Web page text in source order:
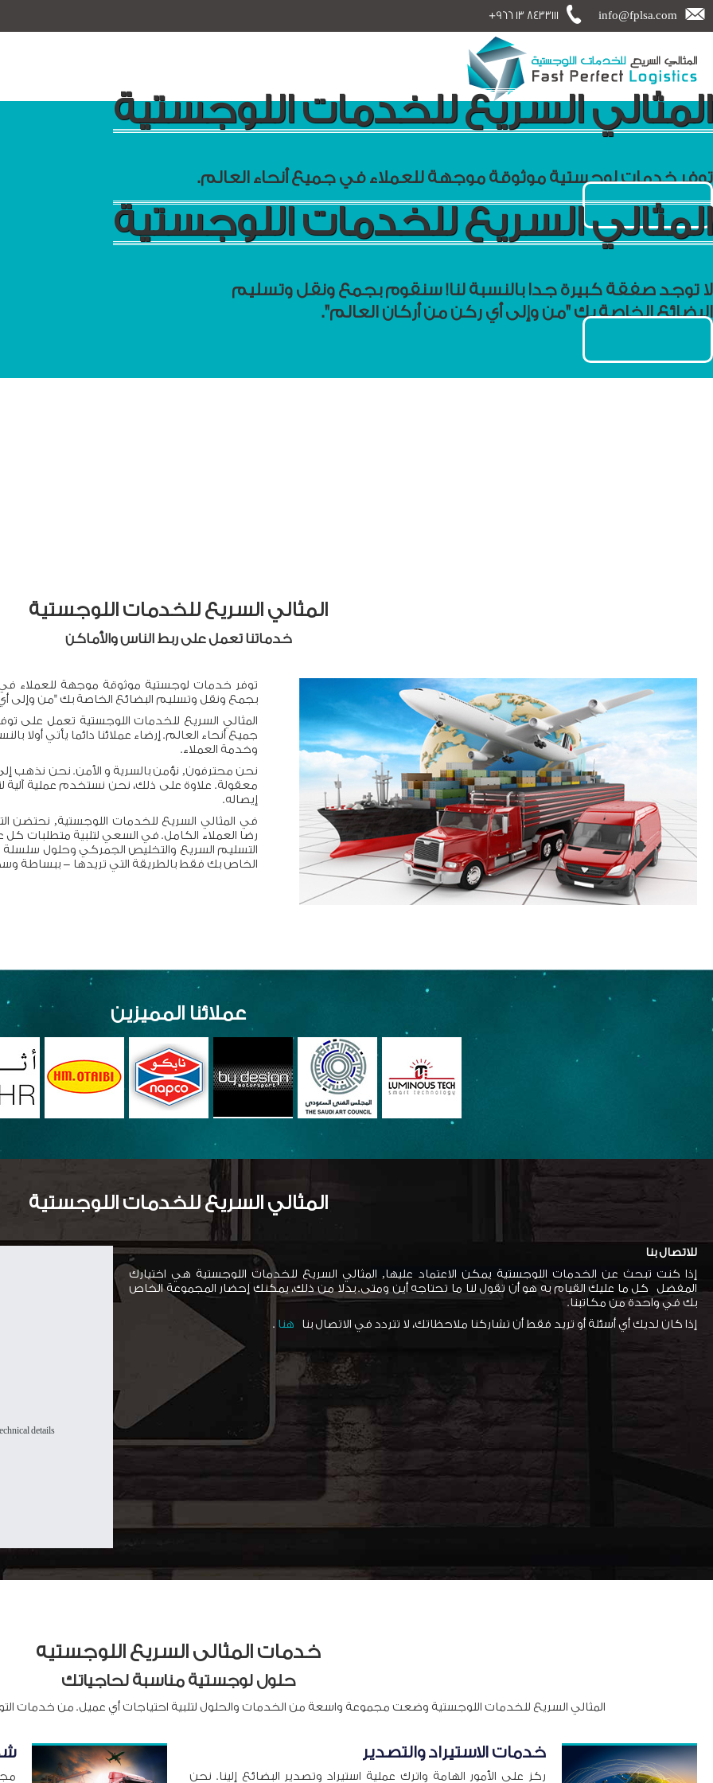
info@fplsa.com
+966 13 8433111
المثالي السريع للخدمات اللوجستية
توفر خدمات لوجستية موثوقة موجهة للعملاء في جميع أنحاء العالم.
ابدأ الآن
المثالي السريع للخدمات اللوجستية
لا توجد صفقة كبيرة جدا بالنسبة لنا! سنقوم بجمع ونقل وتسليم
البضائع الخاصة بك "من وإلى أي ركن من أركان العالم".
المثالي السريع للخدمات اللوجستية
خدماتنا تعمل على ربط الناس والأماكن
توفر خدمات لوجستية موثوقة موجهة للعملاء
بجمع ونقل وتسليم البضائع الخاصة بك "من وإلى
المثالي السريع للخدمات اللوجستية تعمل على
جميع أنحاء العالم. إرضاء عملائنا دائما يأتي أولا
وخدمة العملاء.
نحن محترفون, نؤمن بالسرية و الأمن. نحن نذهب
معقولة. علاوة على ذلك، نحن نستخدم عملية
إيصاله.
في المثالي السريع للخدمات اللوجستية, نحتضن
رضا العملاء الكامل. في السعي لتلبية متطلبات
التسليم السريع والتخليص الجمركي وحلول سلسلة
الخاص بك فقط بالطريقة التي تريدها - ببساطة
عملائنا المميزين
المثالي السريع للخدمات اللوجستية
details.
للاتصال بنا
إذا كنت تبحث عن الخدمات اللوجستية يمكن الاعتماد عليها, المثالي السريع للخدمات اللوجستية هي اختيارك
المفضل كل ما عليك القيام به هو أن تقول لنا ما تحتاجه أين ومتى. بدلا من ذلك، يمكنك إحضار المجموعة الخاص
بك في واحدة من مكاتبنا.
إذا كان لديك أي أسئلة أو تريد فقط أن تشاركنا ملاحظاتك، لا تتردد في الاتصال بنا هنا .
خدمات المثالى السريع اللوجستيه
حلول لوجستية مناسبة لحاجياتك
المثالي السريع للخدمات اللوجستية وضعت مجموعة واسعة من الخدمات والحلول لتلبية احتياجات أي عميل. من خدمات
خدمات الاستيراد والتصدير
ركز على الأمور الهامة واترك عملية استيراد وتصدير البضائع إلينا. نحن